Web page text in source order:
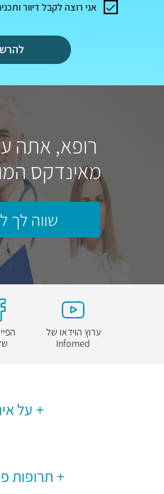
אני רוצה לקבל דיוור
רופא, אתה
מאינדקס
שווה לך
ערוץ הוידאו של
Infomed
על
תרופות